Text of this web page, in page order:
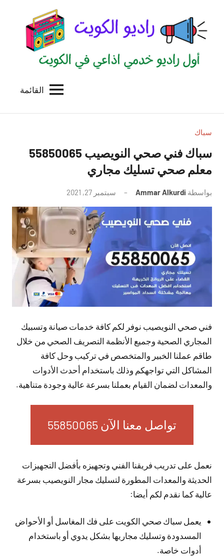
المحتوى
الكويت
للاعلانات
بالكويت
القائمة
سباك
سباك فني صحي النويصيب 55850065
معلم صحي تسليك مجاري
بواسطة Ammar Alkurdi سبتمبر 27, 2021
توجد
تعليقات
فني صحي النويصيب نوفر لكم كافة خدمات صيانة وتسبيك
المجاري الصحية وجميع الأنظمة التصريف الصحي من خلال
طاقم عملنا الخبير والمتخصص في تركيب وحل كافة
المشاكل التي تواجهكم وذلك باستخدام أحدث الأدوات
والمعدات لضمان القيام بعملنا بسرعة عالية وجودة متناهية.
تواصل معنا الآن 55850065
نعمل على تدريب فريقنا الفني وتجهيزه بأفضل التجهيزات
الحديثة والمعدات المطورة لتسليك مجار النويصيب بسرعة
عالية كما نقدم لكم أيضا:
يعمل سباك صحي الكويت على فك المغاسل أو الأحواض
المسدودة وتسليك مجاريها بشكل يدوي أو باستخدام
أدوات خاصة.